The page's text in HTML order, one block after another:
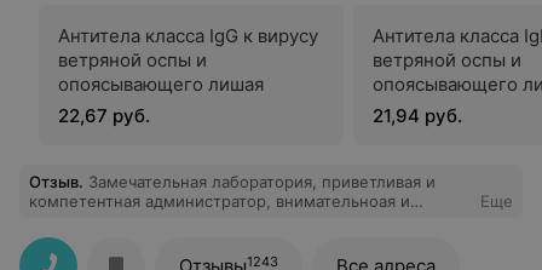
Антитела класса IgG к вирусу
ветряной оспы и
опоясывающего лишая
22,67 руб.
Антитела класса
ветряной оспы и
опоясывающего
21,94 руб.
Отзыв. Замечательная лаборатория, приветливая и
компетентная администратор, внимательноая и
Рекомендую.
Еще
1243